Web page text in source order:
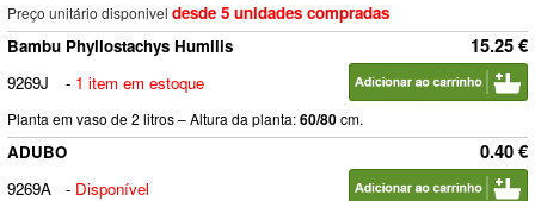
Preço unitário disponivel desde 5 unidades compradas
15.25 €
Bambu Phyllostachys Humilis
9269J
- 1 item em estoque
Planta em vaso de 2 litros – Altura da planta:60/80cm.
0.40 €
ADUBO
9269A
- Disponível